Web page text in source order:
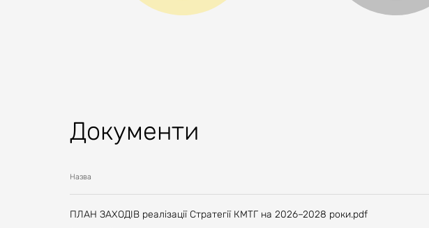
Документи
Назва
ПЛАН ЗАХОДІВ реалізації Стратегії КМТГ на 2026–2028 роки.pdf